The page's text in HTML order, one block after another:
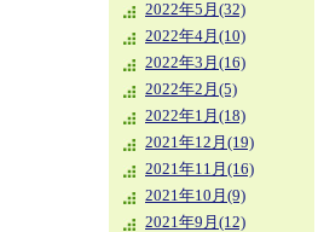
2022年5月(32)
2022年4月(10)
2022年3月(16)
2022年2月(5)
2022年1月(18)
2021年12月(19)
2021年11月(16)
2021年10月(9)
2021年9月(12)